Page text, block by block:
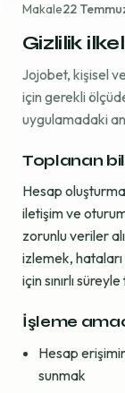
Makale22
Gizlilik
Jojobet, kişisel
için gerekli
uygulamadaki
Toplanan
Hesap
iletişim ve
zorunlu veriler
izlemek,
için sınırlı
İşleme
Hesap
sunmak